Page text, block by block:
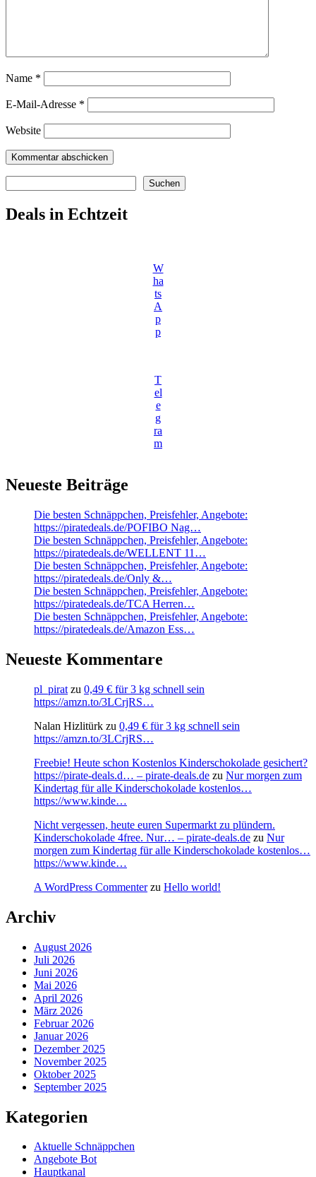
Name *
E-Mail-Adresse *
Website
Suchen
Deals in Echtzeit
W
ha
ts
A
p
p
T
el
e
g
ra
m
Neueste Beiträge
Die besten Schnäppchen, Preisfehler, Angebote:
https://piratedeals.de/POFIBO Nag…
Die besten Schnäppchen, Preisfehler, Angebote:
https://piratedeals.de/WELLENT 11…
Die besten Schnäppchen, Preisfehler, Angebote:
https://piratedeals.de/Only &…
Die besten Schnäppchen, Preisfehler, Angebote:
https://piratedeals.de/TCA Herren…
Die besten Schnäppchen, Preisfehler, Angebote:
https://piratedeals.de/Amazon Ess…
Neueste Kommentare
pl_pirat zu 0,49 € für 3 kg schnell sein
https://amzn.to/3LCrjRS…
Nalan Hizlitürk zu 0,49 € für 3 kg schnell sein
https://amzn.to/3LCrjRS…
Freebie! Heute schon Kostenlos Kinderschokolade gesichert?
https://pirate-deals.d… – pirate-deals.de zu Nur morgen zum
Kindertag für alle Kinderschokolade kostenlos…
https://www.kinde…
Nicht vergessen, heute euren Supermarkt zu plündern.
Kinderschokolade 4free. Nur… – pirate-deals.de zu Nur
morgen zum Kindertag für alle Kinderschokolade kostenlos…
https://www.kinde…
A WordPress Commenterzu Hello world!
Archiv
August 2026
Juli 2026
Juni 2026
Mai 2026
April 2026
März 2026
Februar 2026
Januar 2026
Dezember 2025
November 2025
Oktober 2025
September 2025
Kategorien
Aktuelle Schnäppchen
Angebote Bot
Hauptkanal